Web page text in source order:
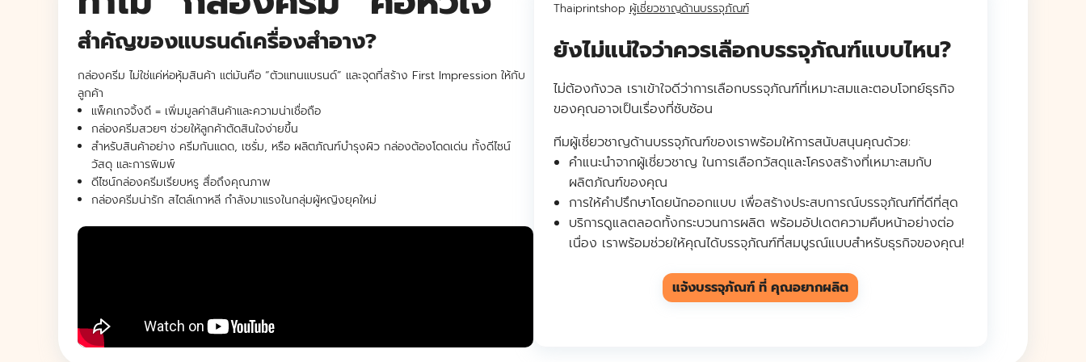
สำคัญของแบรนด์เครื่องสำอาง?
กล่องครีม ไม่ใช่แค่ห่อหุ้มสินค้า แต่มันคือ “ตัวแทนแบรนด์” และจุดที่สร้าง First Impression ให้กับ
ลูกค้า
แพ็คเกจจิ้งดี = เพิ่มมูลค่าสินค้าและความน่าเชื่อถือ
กล่องครีมสวยๆ ช่วยให้ลูกค้าตัดสินใจง่ายขึ้น
สำหรับสินค้าอย่าง ครีมกันแดด, เซรั่ม, หรือ ผลิตภัณฑ์บำรุงผิว กล่องต้องโดดเด่น ทั้งดีไซน์
วัสดุ และการพิมพ์
ดีไซน์กล่องครีมเรียบหรู สื่อถึงคุณภาพ
กล่องครีมน่ารัก สไตล์เกาหลี กำลังมาแรงในกลุ่มผู้หญิงยุคใหม่
Thaiprintshop ผู้เชี่ยวชาญด้านบรรจุภัณฑ์
ยังไม่แน่ใจว่าควรเลือกบรรจุภัณฑ์แบบไหน?
ไม่ต้องกังวล เราเข้าใจดีว่าการเลือกบรรจุภัณฑ์ที่เหมาะสมและตอบโจทย์ธุรกิจ
ของคุณอาจเป็นเรื่องที่ซับซ้อน
ทีมผู้เชี่ยวชาญด้านบรรจุภัณฑ์ของเราพร้อมให้การสนับสนุนคุณด้วย:
คำแนะนำจากผู้เชี่ยวชาญ ในการเลือกวัสดุและโครงสร้างที่เหมาะสมกับ
ผลิตภัณฑ์ของคุณ
การให้คำปรึกษาโดยนักออกแบบ เพื่อสร้างประสบการณ์บรรจุภัณฑ์ที่ดีที่สุด
บริการดูแลตลอดทั้งกระบวนการผลิต พร้อมอัปเดตความคืบหน้าอย่างต่อ
เนื่อง เราพร้อมช่วยให้คุณได้บรรจุภัณฑ์ที่สมบูรณ์แบบสำหรับธุรกิจของคุณ!
แจ้งบรรจุภัณฑ์ ที่ คุณอยากผลิต